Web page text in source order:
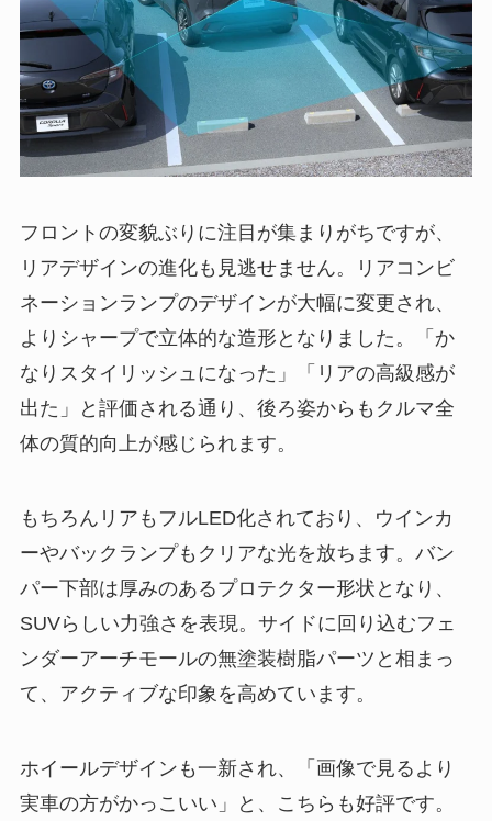
フロントの変貌ぶりに注目が集まりがちですが、
リアデザインの進化も見逃せません。リアコンビ
ネーションランプのデザインが大幅に変更され、
よりシャープで立体的な造形となりました。「か
なりスタイリッシュになった」「リアの高級感が
出た」と評価される通り、後ろ姿からもクルマ全
体の質的向上が感じられます。
もちろんリアもフルLED化されており、ウインカ
ーやバックランプもクリアな光を放ちます。バン
パー下部は厚みのあるプロテクター形状となり、
SUVらしい力強さを表現。サイドに回り込むフェ
ンダーアーチモールの無塗装樹脂パーツと相まっ
て、アクティブな印象を高めています。
ホイールデザインも一新され、「画像で見るより
実車の方がかっこいい」と、こちらも好評です。